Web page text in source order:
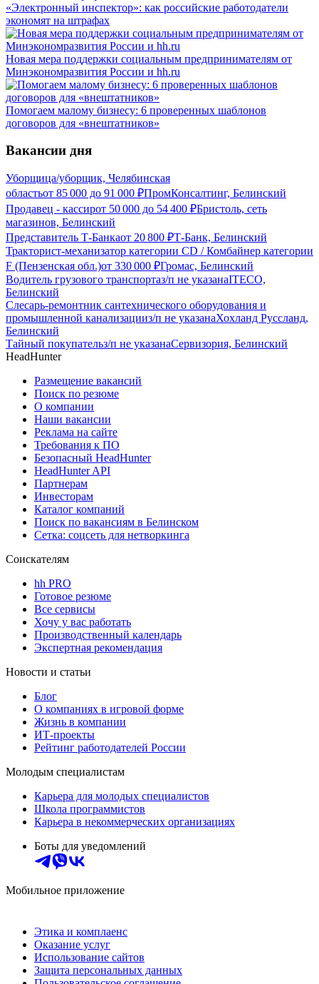
«Электронный инспектор»: как российские работодатели
экономят на штрафах
Новая мера поддержки социальным предпринимателям от
Минэкономразвития России и hh.ru
Помогаем малому бизнесу: 6 проверенных шаблонов
договоров для «внештатников»
Вакансии дня
Уборщица/уборщик, Челябинская
областьот 85 000 до 91 000 ₽ПромКонсалтинг, Белинский
Продавец - кассирот 50 000 до 54 400 ₽Бристоль, сеть
магазинов, Белинский
Представитель Т-Банкаот 20 800 ₽Т-Банк, Белинский
Тракторист-механизатор категории CD / Комбайнер категории
F (Пензенская обл.)от 330 000 ₽Громас, Белинский
Водитель грузового транспортаз/п не указанаITECO,
Белинский
Слесарь-ремонтник сантехнического оборудования и
промышленной канализацииз/п не указанаХохланд Руссланд,
Белинский
Тайный покупательз/п не указанаСервизория, Белинский
HeadHunter
Размещение вакансий
Поиск по резюме
О компании
Наши вакансии
Реклама на сайте
Требования к ПО
Безопасный HeadHunter
HeadHunter API
Партнерам
Инвесторам
Каталог компаний
Поиск по вакансиям в Белинском
Сетка: соцсеть для нетворкинга
Соискателям
hh PRO
Готовое резюме
Все сервисы
Хочу у вас работать
Производственный календарь
Экспертная рекомендация
Новости и статьи
Блог
О компаниях в игровой форме
Жизнь в компании
ИТ-проекты
Рейтинг работодателей России
Молодым специалистам
Карьера для молодых специалистов
Школа программистов
Карьера в некоммерческих организациях
Боты для уведомлений
Мобильное приложение
Этика и комплаенс
Оказание услуг
Использование сайтов
Защита персональных данных